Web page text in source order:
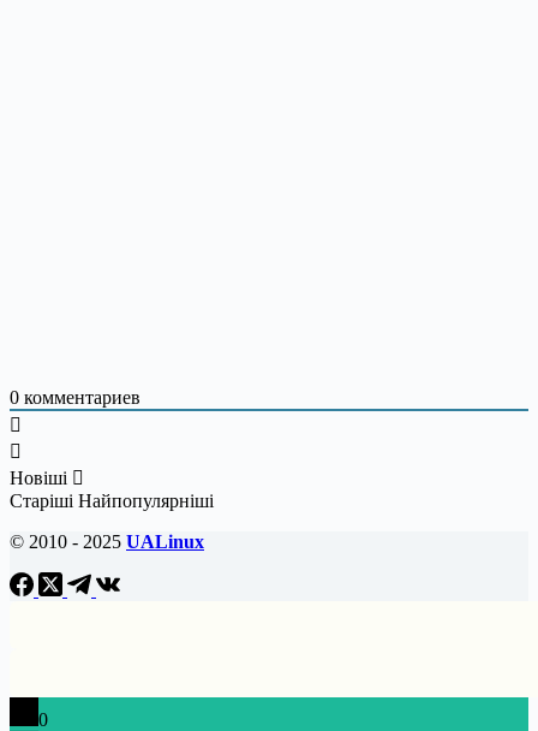
0 комментариев
Новіші
Старіші Найпопулярніші
© 2010 - 2025 UALinux
0